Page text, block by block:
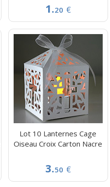
1.20 €
Lot 10 Lanternes Cage
Oiseau Croix Carton Nacre
3.50 €